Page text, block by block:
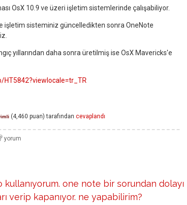
OsX 10.9 ve üzeri işletim sistemlerinde çalışabiliyor.
işletim sisteminiz güncelledikten sonra OneNote
yıllarından daha sonra üretilmiş ise OsX Mavericks'e
(4,460 puan) tarafından cevaplandı
one note bir sorundan dolayı
verip kapanıyor. ne yapabilirim?